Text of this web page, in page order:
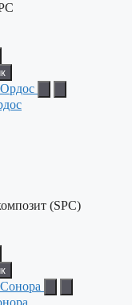
(SPC)